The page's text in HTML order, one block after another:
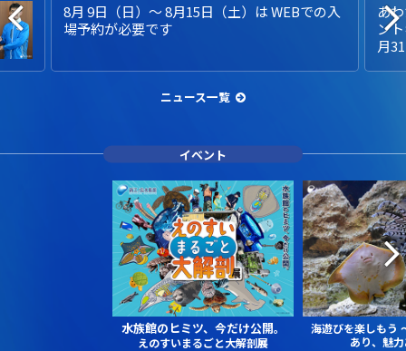
8月 9日（日）～ 8月15日（土）は WEBでの入
場予約が必要です
あ
ン
月
ニュース一覧
イベント
水族館のヒミツ、今だけ公開。
えのすいまるごと大解剖展
海遊びを楽しもう
あり、魅